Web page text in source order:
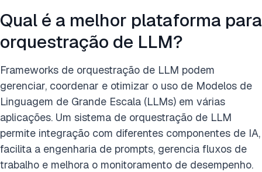
Qual é a melhor plataforma para
orquestração de LLM?
Frameworks de orquestração de LLM podem
gerenciar, coordenar e otimizar o uso de Modelos de
Linguagem de Grande Escala (LLMs) em várias
aplicações. Um sistema de orquestração de LLM
permite integração com diferentes componentes de IA,
facilita a engenharia de prompts, gerencia fluxos de
trabalho e melhora o monitoramento de desempenho.